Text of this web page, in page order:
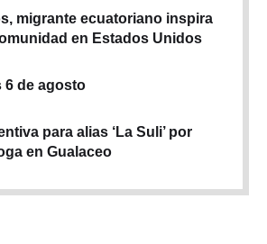
migrante ecuatoriano inspira
en Estados Unidos
6 de agosto
para alias ‘La Suli’ por
en Gualaceo